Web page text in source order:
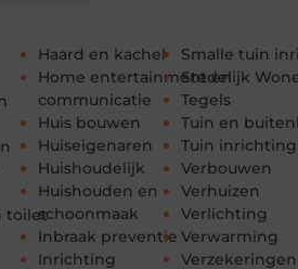
toilet
Haard en kachel
Home entertainment en
communicatie
Huis bouwen
Huiseigenaren
Huishoudelijk
Huishouden en
schoonmaak
Inbraak preventie
Inrichting
Smalle tuin
Stedelijk
Tegels
Tuin en
Tuin inrichting
Verbouwen
Verhuizen
Verlichting
Verwarming
Verzekeringen